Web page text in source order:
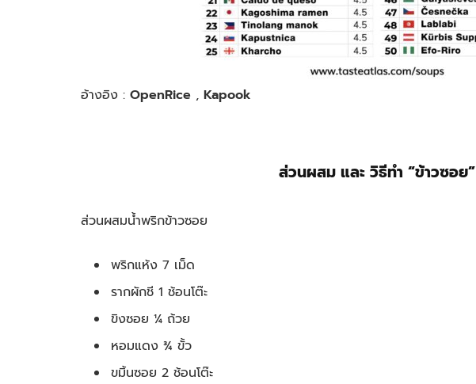
อ้างอิง : OpenRice , Kapook
ส่วนผสม และ วิธีทำ “ข้าวซอย”
ส่วนผสมน้ำพริกข้าวซอย
พริกแห้ง 7 เม็ด
รากผักชี 1 ช้อนโต๊ะ
ขิงซอย ¼ ถ้วย
หอมแดง ¾ ขั้ว
ขมิ้นซอย 2 ช้อนโต๊ะ